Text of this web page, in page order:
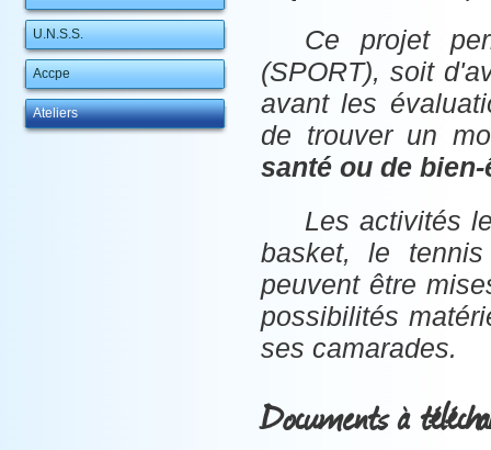
U.N.S.S.
Accpe
Ateliers
Ce projet
(SPORT), soit
avant les
de trouver un
santé ou de
Les activités
basket, le
peuvent être
possibilités
ses camarades.
Documents à